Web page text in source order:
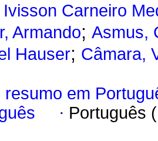
Ivisson Carneiro
Armando; Asmus,
Hauser; Câmara,
resumo em
· Português